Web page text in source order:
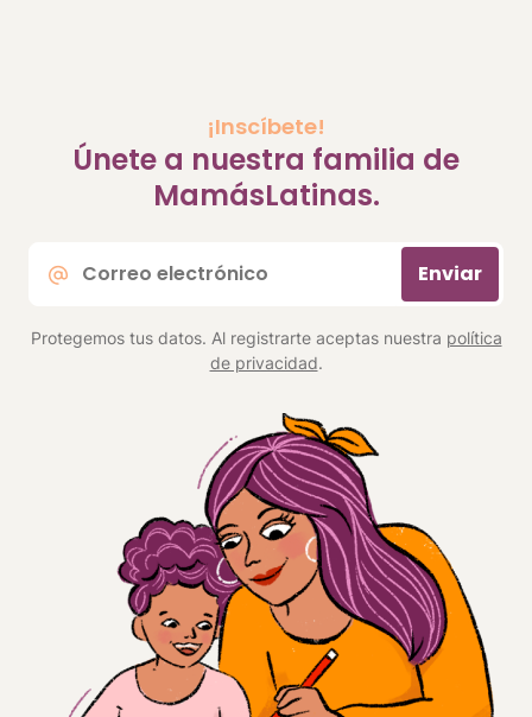
¡Inscíbete!
Únete a nuestra familia de
MamásLatinas.
electrónico
Enviar
Protegemos tus datos. Al registrarte aceptas nuestra política
de privacidad.